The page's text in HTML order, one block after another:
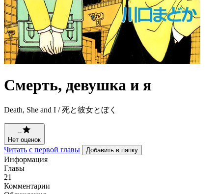
Смерть, девушка и я
Death, She and I / 死と彼女とぼく
--
Нет оценок
Читать с первой главы Добавить в папку
Информация
Главы
21
Комментарии